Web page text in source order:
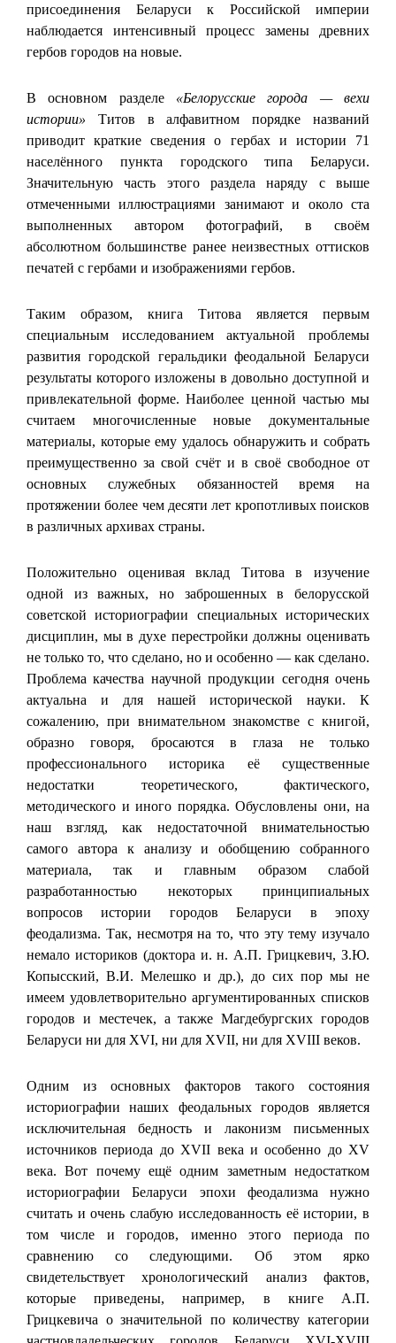
присоединения Беларуси к Российской империи
наблюдается интенсивный процесс замены древних
гербов городов на новые.
В основном разделе «Белорусские города — вехи
истории» Титов в алфавитном порядке названий
приводит краткие сведения о гербах и истории 71
населённого пункта городского типа Беларуси.
Значительную часть этого раздела наряду с выше
отмеченными иллюстрациями занимают и около ста
выполненных автором фотографий, в своём
абсолютном большинстве ранее неизвестных оттисков
печатей с гербами и изображениями гербов.
Таким образом, книга Титова является первым
специальным исследованием актуальной проблемы
развития городской геральдики феодальной Беларуси
результаты которого изложены в довольно доступной и
привлекательной форме. Наиболее ценной частью мы
считаем многочисленные новые документальные
материалы, которые ему удалось обнаружить и собрать
преимущественно за свой счёт и в своё свободное от
основных служебных обязанностей время на
протяжении более чем десяти лет кропотливых поисков
в различных архивах страны.
Положительно оценивая вклад Титова в изучение
одной из важных, но заброшенных в белорусской
советской историографии специальных исторических
дисциплин, мы в духе перестройки должны оценивать
не только то, что сделано, но и особенно — как сделано.
Проблема качества научной продукции сегодня очень
актуальна и для нашей исторической науки. К
сожалению, при внимательном знакомстве с книгой,
образно говоря, бросаются в глаза не только
профессионального историка её существенные
недостатки теоретического, фактического,
методического и иного порядка. Обусловлены они, на
наш взгляд, как недостаточной внимательностью
самого автора к анализу и обобщению собранного
материала, так и главным образом слабой
разработанностью некоторых принципиальных
вопросов истории городов Беларуси в эпоху
феодализма. Так, несмотря на то, что эту тему изучало
немало историков (доктора и. н. А.П. Грицкевич, З.Ю.
Копысский, В.И. Мелешко и др.), до сих пор мы не
имеем удовлетворительно аргументированных списков
городов и местечек, а также Магдебургских городов
Беларуси ни для XVI, ни для XVII, ни для ХVIII веков.
Одним из основных факторов такого состояния
историографии наших феодальных городов является
исключительная бедность и лаконизм письменных
источников периода до XVII века и особенно до XV
века. Вот почему ещё одним заметным недостатком
историографии Беларуси эпохи феодализма нужно
считать и очень слабую исследованность её истории, в
том числе и городов, именно этого периода по
сравнению со следующими. Об этом ярко
свидетельствует хронологический анализ фактов,
которые приведены, например, в книге А.П.
Грицкевича о значительной по количеству категории